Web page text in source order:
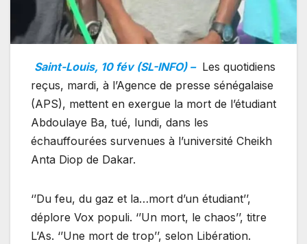
Saint-Louis, 10 fév (SL-INFO) – Les quotidiens
reçus, mardi, à l’Agence de presse sénégalaise
(APS), mettent en exergue la mort de l’étudiant
Abdoulaye Ba, tué, lundi, dans les
échauffourées survenues à l’université Cheikh
Anta Diop de Dakar.
‘’Du feu, du gaz et la…mort d’un étudiant’’,
déplore Vox populi. ‘’Un mort, le chaos’’, titre
L’As. ‘’Une mort de trop’’, selon Libération.